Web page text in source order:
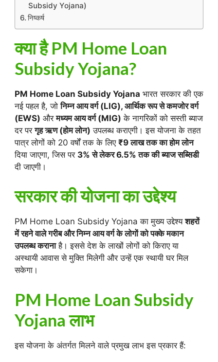
Subsidy Yojana)
निष्कर्ष
क्या है PM Home Loan
Subsidy Yojana?
PM Home Loan Subsidy Yojana भारत सरकार की एक
नई पहल है, जोनिम्न आय वर्ग (LIG), आर्थिक रूप से कमजोर वर्ग
(EWS) औरमध्यम आय वर्ग (MIG) के नागरिकों को सस्ती ब्याज
दर परगृह ऋण (होम लोन) उपलब्ध कराएगी। इस योजना के तहत
पात्र लोगों को 20 वर्षों तक के लिए ₹9 लाख तक का होम लोन
दिया जाएगा, जिस पर 3% से लेकर 6.5% तक की ब्याज सब्सिडी
दी जाएगी।
सरकार की योजना का उद्देश्य
PM Home Loan Subsidy Yojana का मुख्य उद्देश्यशहरों
में रहने वाले गरीब और निम्न आय वर्ग के लोगों को पक्के मकान
उपलब्ध करानाहै। इससे देश के लाखों लोगों को किराए या
अस्थायी आवास से मुक्ति मिलेगी और उन्हें एक स्थायी घर मिल
सकेगा।
PM Home Loan Subsidy
Yojana लाभ
इस योजना के अंतर्गत मिलने वाले प्रमुख लाभ इस प्रकार हैं: